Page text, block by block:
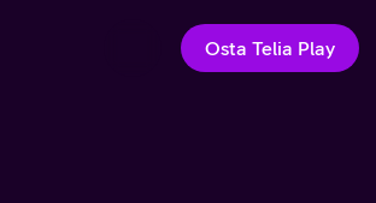
Osta Telia Play